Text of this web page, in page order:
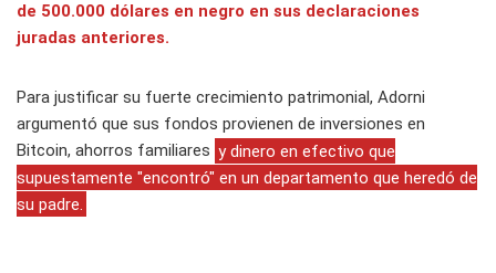
de 500.000 dólares en negro en sus declaraciones
juradas anteriores.
Para justificar su fuerte crecimiento patrimonial, Adorni
argumentó que sus fondos provienen de inversiones en
Bitcoin, ahorros familiares y dinero en efectivo que
supuestamente "encontró" en un departamento que heredó de
su padre.